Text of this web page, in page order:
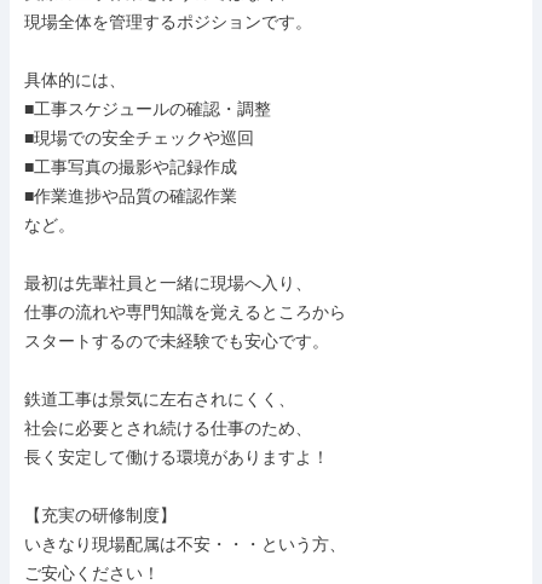
現場全体を管理するポジションです。
具体的には、
■工事スケジュールの確認・調整
■現場での安全チェックや巡回
■工事写真の撮影や記録作成
■作業進捗や品質の確認作業
など。
最初は先輩社員と一緒に現場へ入り、
仕事の流れや専門知識を覚えるところから
スタートするので未経験でも安心です。
鉄道工事は景気に左右されにくく、
社会に必要とされ続ける仕事のため、
長く安定して働ける環境がありますよ！
【充実の研修制度】
いきなり現場配属は不安・・・という方、
ご安心ください！